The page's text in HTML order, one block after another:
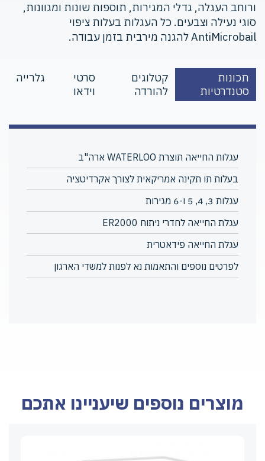
ורוחב העגלה, גדלי המגירות, תוספות שונות ומגוונות,
סוגי נעילה וצבעים. כל העגלות בעלות ציפוי
AntiMicrobail להגנה מירבית בזמן עבודה.
תכונות
סטנדרטיות
קטלוגים
להורדה
סרטי
וידאו
גלרייה
עגלות החייאה תוצרת WATERLOO ארה"ב
בעלות תו תקינה אמריקאית לצורך אקרדיטציה
עגלות 3, 4, 5 ו-6 מגירות
עגלת החייאה לחדרי ניתוח ER2000
עגלת החייאה פידאטרית
לפרטים נוספים והתאמות נא לפנות למשדי הארגון
מוצרים נוספים שיעניינו אתכם